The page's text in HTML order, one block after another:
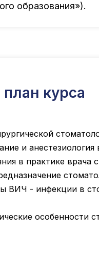
образования»).
курса
и
в практике врача
ВИЧ - инфекции в
особенности